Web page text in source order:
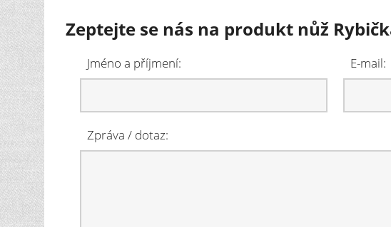
Zeptejte se nás na produkt nůž
Jméno a příjmení: E-mail:
Zpráva / dotaz: